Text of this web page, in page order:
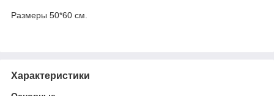
Размеры 50*60 см.
Характеристики